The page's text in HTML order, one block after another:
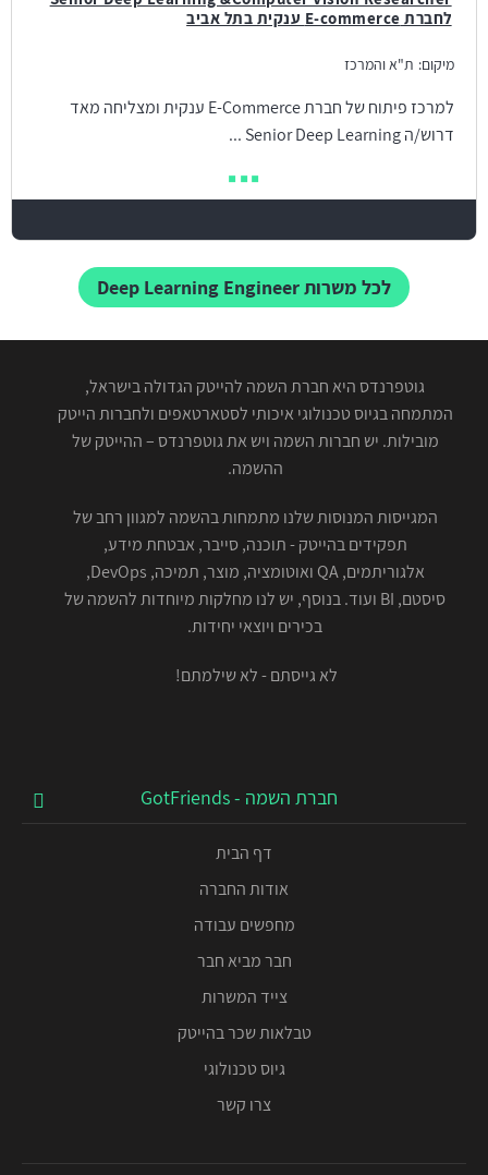
לחברת E-commerce ענקית בתל אביב
מיקום: ת"א והמרכז
למרכז פיתוח של חברת E-Commerce ענקית ומצליחה מאד
דרוש/ה Senior Deep Learning ...
לכל משרות Deep Learning Engineer
גוטפרנדס היא חברת השמה להייטק הגדולה בישראל,
המתמחה בגיוס טכנולוגי איכותי לסטארטאפים ולחברות הייטק
מובילות. יש חברות השמה ויש את גוטפרנדס – ההייטק של
ההשמה.
המגייסות המנוסות שלנו מתמחות בהשמה למגוון רחב של
תפקידים בהייטק - תוכנה, סייבר, אבטחת מידע,
אלגוריתמים, QA ואוטומציה, מוצר, תמיכה, DevOps,
סיסטם, BI ועוד. בנוסף, יש לנו מחלקות מיוחדות להשמה של
בכירים ויוצאי יחידות.
לא גייסתם - לא שילמתם!
חברת השמה - GotFriends
דף הבית
אודות החברה
מחפשים עבודה
חבר מביא חבר
צייד המשרות
טבלאות שכר בהייטק
גיוס טכנולוגי
צרו קשר